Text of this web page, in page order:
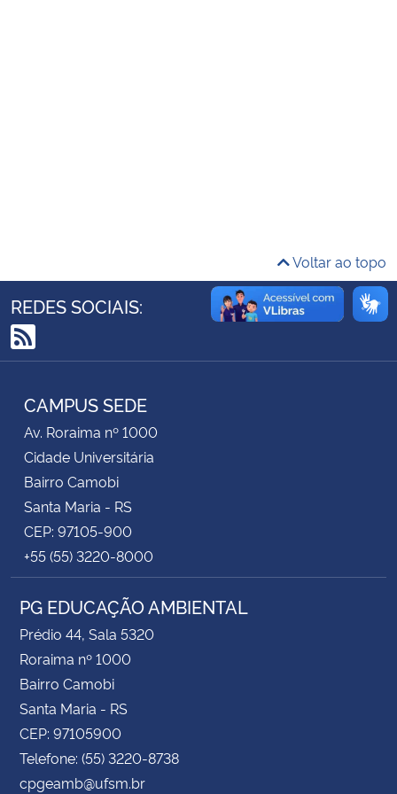
Controladoria-Geral da União
Secretaria-Geral
Secretaria de Governo
Gabinete de Segurança Institucional
Advocacia-Geral da União
Voltar ao topo
REDES SOCIAIS:
RSS
CAMPUS SEDE
Av. Roraima nº 1000
Cidade Universitária
Bairro Camobi
Santa Maria - RS
CEP: 97105-900
+55 (55) 3220-8000
PG EDUCAÇÃO AMBIENTAL
Prédio 44, Sala 5320
Roraima nº 1000
Bairro Camobi
Santa Maria - RS
CEP: 97105900
Telefone: (55) 3220-8738
cpgeamb@ufsm.br